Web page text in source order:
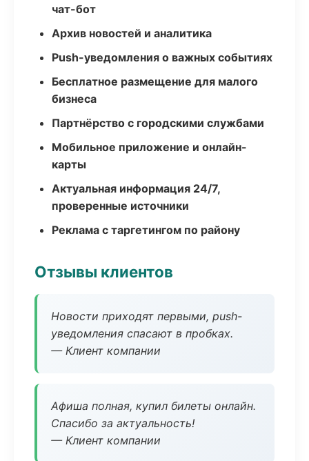
чат-бот
Архив новостей и аналитика
Push-уведомления о важных событиях
Бесплатное размещение для малого
бизнеса
Партнёрство с городскими службами
Мобильное приложение и онлайн-
карты
Актуальная информация 24/7,
проверенные источники
Реклама с таргетингом по району
Отзывы клиентов
Новости приходят первыми, push-
уведомления спасают в пробках.
— Клиент компании
Афиша полная, купил билеты онлайн.
Спасибо за актуальность!
— Клиент компании